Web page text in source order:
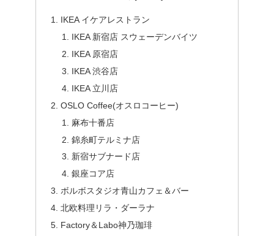
IKEA イケアレストラン
IKEA 新宿店 スウェーデンバイツ
IKEA 原宿店
IKEA 渋谷店
IKEA 立川店
OSLO Coffee(オスロコーヒー)
麻布十番店
錦糸町テルミナ店
新宿サブナード店
銀座コア店
ボルボスタジオ青山カフェ＆バー
北欧料理リラ・ダーラナ
Factory＆Labo神乃珈琲